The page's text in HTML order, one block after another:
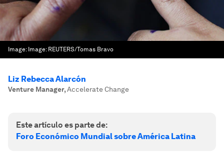
Image: Image: REUTERS/Tomas Bravo
Liz Rebecca Alarcón
Venture Manager,Accelerate Change
Este artículo es parte de:
Foro Económico Mundial sobre América Latina